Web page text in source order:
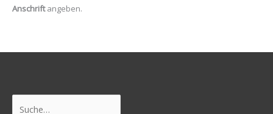
Anschriftangeben.